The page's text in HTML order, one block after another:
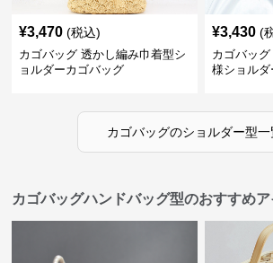
¥3,470 (税込)
カゴバッグ 透かし編み巾着型シ
ョルダーカゴバッグ
¥3,430 (
カゴバッ
様ショル
カゴバッグのショルダー型一
カゴバッグハンドバッグ型のおすすめ